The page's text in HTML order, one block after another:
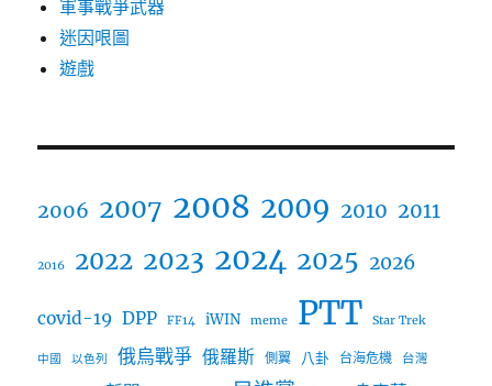
軍事戰爭武器
迷因哏圖
遊戲
2006 2007 2008 2009 2010 2011
2016 2022 2023 2024 2025 2026
covid-19 DPP FF14 iWIN meme PTT Star Trek
中國 以色列 俄烏戰爭 俄羅斯 側翼 八卦 台海危機 台灣